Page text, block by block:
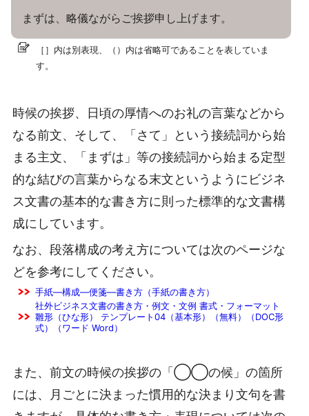
まずは、略儀ながらご挨拶申し上げます。
［］内は別表現、（）内は省略可であることを表していま
す。
時候の挨拶、日頃の厚情へのお礼の言葉などから
なる前文、そして、「さて」という接続詞から始
まる主文、「まずは」等の接続詞から始まる定型
的な結びの言葉からなる末文というようにビジネ
ス文書の基本的な書き方に則った標準的な文書構
成にしています。
なお、段落構成の考え方については次のページな
どを参考にしてください。
手紙―構成―便箋―書き方（手紙の書き方）
社外ビジネス文書の書き方・例文・文例 書式・フォーマット
雛形（ひな形） テンプレート04（基本形）（無料）（DOC形
式）（ワード Word）
また、前文の時候の挨拶の「◯◯の候」の箇所
には、月ごとに決まった慣用的な決まり文句を書